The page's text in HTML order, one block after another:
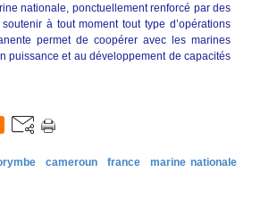
nationale, ponctuellement renforcé par des
à tout moment tout type d’opérations
permet de coopérer avec les marines
puissance et au développement de capacités
cameroun france
marine nationale